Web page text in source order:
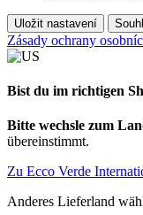
Uložit nastavení
Zásady ochrany
Bist du im richtigen
Bitte wechsle zum
übereinstimmt.
Zu Ecco Verde
Anderes Lieferland